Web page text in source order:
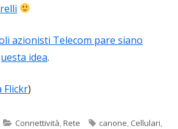
azionisti Telecom pare siano
idea.
Flickr)
Categorie
Connettività Rete Tag
canone Cellulari